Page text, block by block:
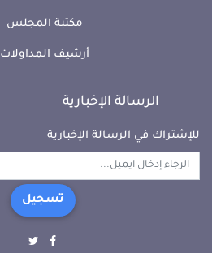
مكتبة المجلس
أرشيف المداولات
الرسالة الإخبارية
للإشتراك في الرسالة الإخبارية
تسجيل